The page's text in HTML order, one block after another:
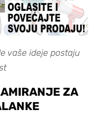
vaše ideje postaju
ZA